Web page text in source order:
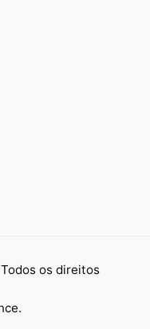
os direitos